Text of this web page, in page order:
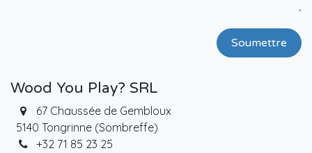
Soumettre
Wood You Play? SRL
67 Chaussée de Gembloux
5140 Tongrinne (Sombreffe)
+32 71 85 23 25